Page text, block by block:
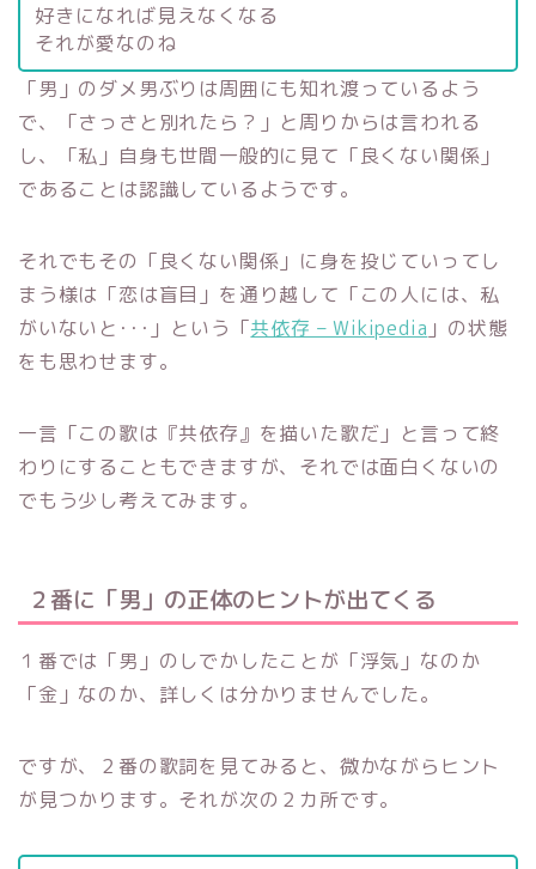
好きになれば見えなくなる
それが愛なのね
「男」のダメ男ぶりは周囲にも知れ渡っているよう
で、「さっさと別れたら？」と周りからは言われる
し、「私」自身も世間一般的に見て「良くない関係」
であることは認識しているようです。
それでもその「良くない関係」に身を投じていってし
まう様は「恋は盲目」を通り越して「この人には、私
がいないと･･･」という「共依存 – Wikipedia 」の状態
をも思わせます。
一言「この歌は『共依存』を描いた歌だ」と言って終
わりにすることもできますが、それでは面白くないの
でもう少し考えてみます。
２番に「男」の正体のヒントが出てくる
１番では「男」のしでかしたことが「浮気」なのか
「金」なのか、詳しくは分かりませんでした。
ですが、２番の歌詞を見てみると、微かながらヒント
が見つかります。それが次の２カ所です。